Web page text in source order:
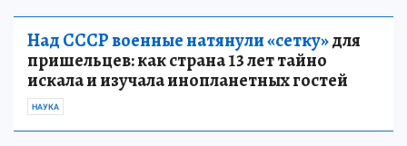
Над СССР военные натянули «сетку»для
пришельцев: как страна 13 лет тайно
искала и изучала инопланетных гостей
НАУКА